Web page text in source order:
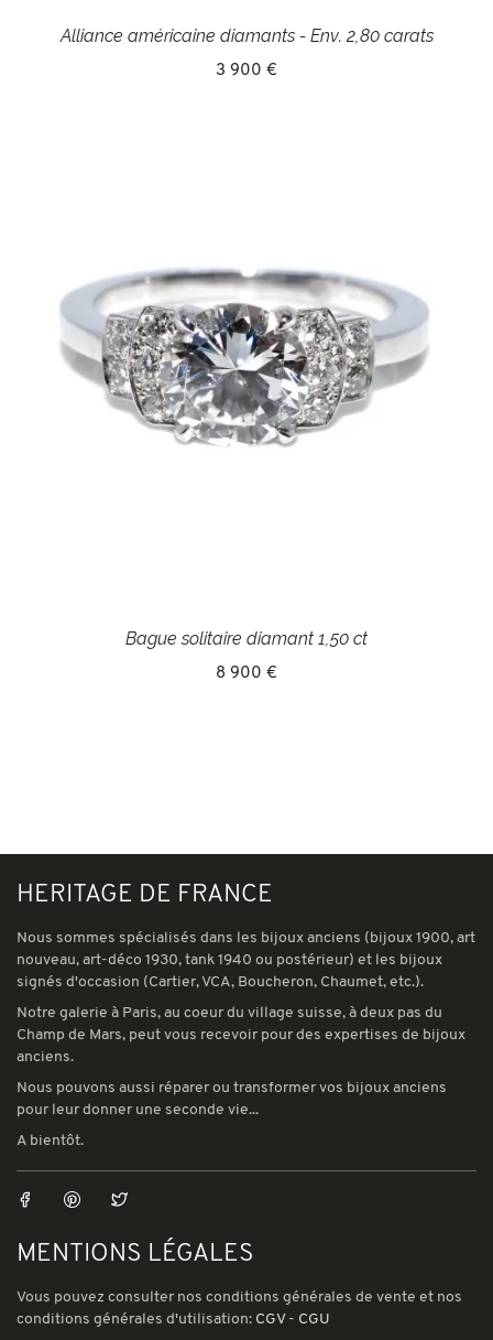
Alliance américaine diamants - Env. 2,80 carats
3 900 €
Bague solitaire diamant 1,50 ct
8 900 €
HERITAGE DE FRANCE
Nous sommes spécialisés dans les bijoux anciens (bijoux 1900, art
nouveau, art-déco 1930, tank 1940 ou postérieur) et les bijoux
signés d'occasion (Cartier, VCA, Boucheron, Chaumet, etc.).
Notre galerie à Paris, au coeur du village suisse, à deux pas du
Champ de Mars, peut vous recevoir pour des expertises de bijoux
anciens.
Nous pouvons aussi réparer ou transformer vos bijoux anciens
pour leur donner une seconde vie...
A bientôt.
MENTIONS LÉGALES
Vous pouvez consulter nos conditions générales de vente et nos
conditions générales d'utilisation: CGV- CGU